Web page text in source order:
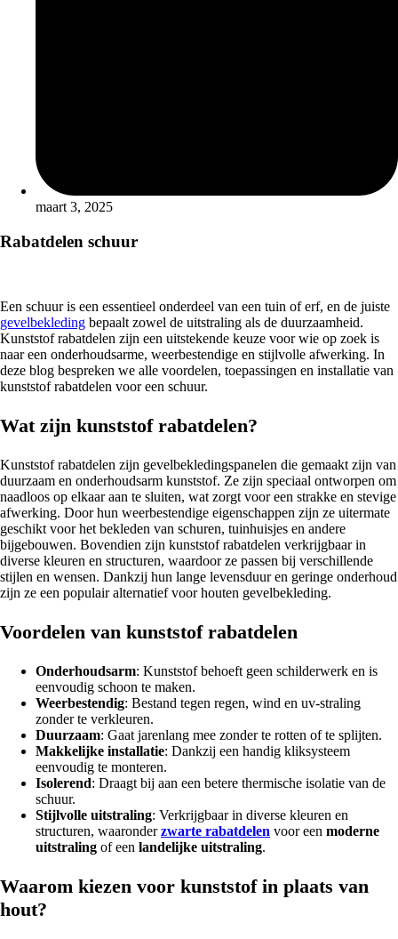
maart 3, 2025
Rabatdelen schuur
Een schuur is een essentieel onderdeel van een tuin of erf, en de juiste
gevelbekleding bepaalt zowel de uitstraling als de duurzaamheid.
Kunststof rabatdelen zijn een uitstekende keuze voor wie op zoek is
naar een onderhoudsarme, weerbestendige en stijlvolle afwerking. In
deze blog bespreken we alle voordelen, toepassingen en installatie van
kunststof rabatdelen voor een schuur.
Wat zijn kunststof rabatdelen?
Kunststof rabatdelen zijn gevelbekledingspanelen die gemaakt zijn van
duurzaam en onderhoudsarm kunststof. Ze zijn speciaal ontworpen om
naadloos op elkaar aan te sluiten, wat zorgt voor een strakke en stevige
afwerking. Door hun weerbestendige eigenschappen zijn ze uitermate
geschikt voor het bekleden van schuren, tuinhuisjes en andere
bijgebouwen. Bovendien zijn kunststof rabatdelen verkrijgbaar in
diverse kleuren en structuren, waardoor ze passen bij verschillende
stijlen en wensen. Dankzij hun lange levensduur en geringe onderhoud
zijn ze een populair alternatief voor houten gevelbekleding.
Voordelen van kunststof rabatdelen
Onderhoudsarm: Kunststof behoeft geen schilderwerk en is
eenvoudig schoon te maken.
Weerbestendig: Bestand tegen regen, wind en uv-straling
zonder te verkleuren.
Duurzaam: Gaat jarenlang mee zonder te rotten of te splijten.
Makkelijke installatie: Dankzij een handig kliksysteem
eenvoudig te monteren.
Isolerend: Draagt bij aan een betere thermische isolatie van de
schuur.
Stijlvolle uitstraling: Verkrijgbaar in diverse kleuren en
structuren, waaronderzwarte rabatdelen voor een moderne
uitstraling of een landelijke uitstraling.
Waarom kiezen voor kunststof in plaats van
hout?